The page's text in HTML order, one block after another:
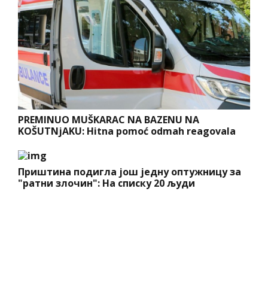
PREMINUO MUŠKARAC NA BAZENU NA
KOŠUTNjAKU: Hitna pomoć odmah reagovala
Приштина подигла још једну оптужницу за
"ратни злочин": На списку 20 људи